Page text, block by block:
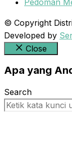
© Copyright
Developed by
Close
Apa yang
Search